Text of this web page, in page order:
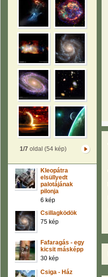
1/7oldal (54 kép)
Kleopátra
elsüllyedt
palotájának
pilonja
6 kép
Csillagködök
75 kép
Fafaragás - egy
kicsit másképp
30 kép
Csiga - Ház